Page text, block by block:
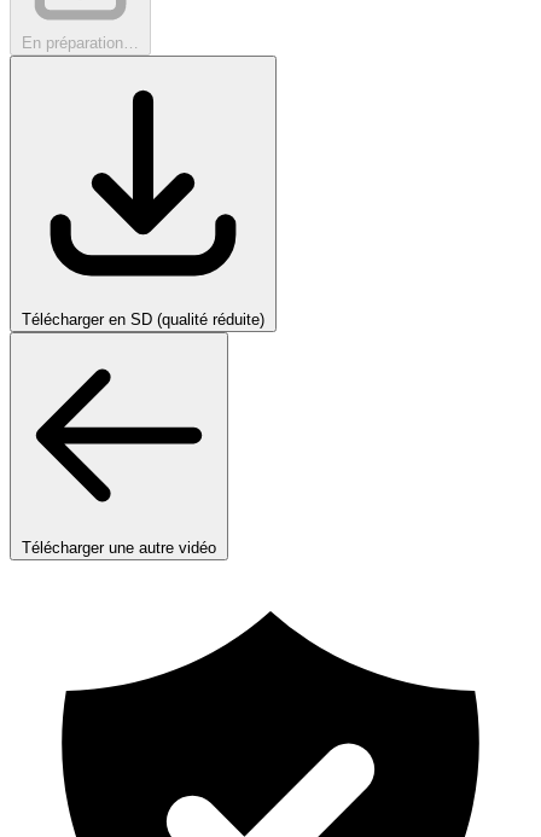
En préparation…
Télécharger en SD (qualité réduite)
Télécharger une autre vidéo